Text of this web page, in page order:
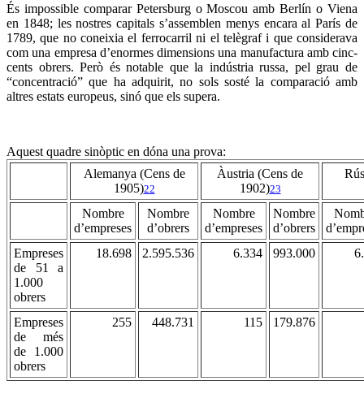
És impossible comparar Petersburg o Moscou amb Berlín o Viena
en 1848; les nostres capitals s’assemblen menys encara al París de
1789, que no coneixia el ferrocarril ni el telègraf i que considerava
com una empresa d’enormes dimensions una manufactura amb cinc-
cents obrers. Però és notable que la indústria russa, pel grau de
“concentració” que ha adquirit, no sols sosté la comparació amb
altres estats europeus, sinó que els supera.
Aquest quadre sinòptic en dóna una prova:
Alemanya (Cens de
1905)22
Àustria (Cens de
1902)23
Nombre
d’empreses
Nombre
d’obrers
Nombre
d’empreses
Nombre
d’obrers
Empreses
de 51 a
1.000
obrers
18.698 2.595.536 6.334 993.000
Empreses
de més
de 1.000
obrers
255 448.731 115 179.876